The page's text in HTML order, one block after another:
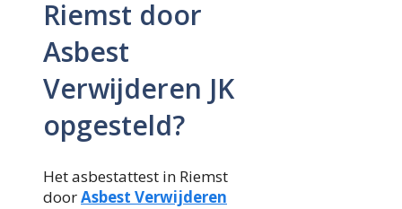
Riemst door
Asbest
Verwijderen JK
opgesteld?
Het asbestattest in Riemst
doorAsbest Verwijderen